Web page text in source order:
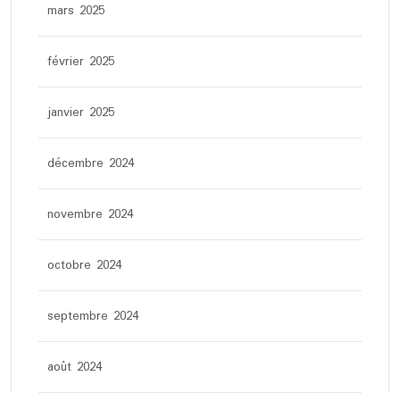
mars 2025
février 2025
janvier 2025
décembre 2024
novembre 2024
octobre 2024
septembre 2024
août 2024